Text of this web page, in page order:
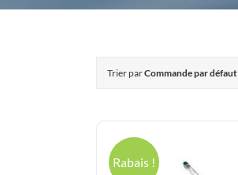
Trier parCommande par défaut
Rabais !